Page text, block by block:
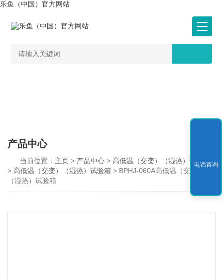
乐鱼（中国）官方网站
产品中心
当前位置： 主页> 产品中心 >高低温（交变）（湿热）试验箱
>高低温（交变）（湿热）试验箱 > BPHJ-060A高低温（交变）
（湿热）试验箱
电话咨询